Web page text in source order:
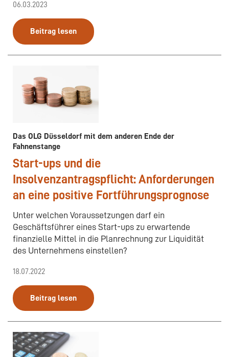
06.03.2023
Beitrag lesen
Das OLG Düsseldorf mit dem anderen Ende der
Fahnenstange
Start-ups und die
Insolvenzantragspflicht: Anforderungen
an eine positive Fortführungsprognose
Unter welchen Voraussetzungen darf ein
Geschäftsführer eines Start-ups zu erwartende
finanzielle Mittel in die Planrechnung zur Liquidität
des Unternehmens einstellen?
18.07.2022
Beitrag lesen